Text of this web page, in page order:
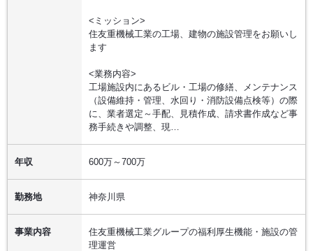
<ミッション>
住友重機械工業の工場、建物の施設管理をお願いし
ます
<業務内容>
工場施設内にあるビル・工場の修繕、メンテナンス
（設備維持・管理、水回り・消防設備点検等）の際
に、業者選定～手配、見積作成、請求書作成など事
務手続きや調整、現…
年収 600万～700万
勤務地 神奈川県
事業内容
住友重機械工業グループの福利厚生機能・施設の管
理運営